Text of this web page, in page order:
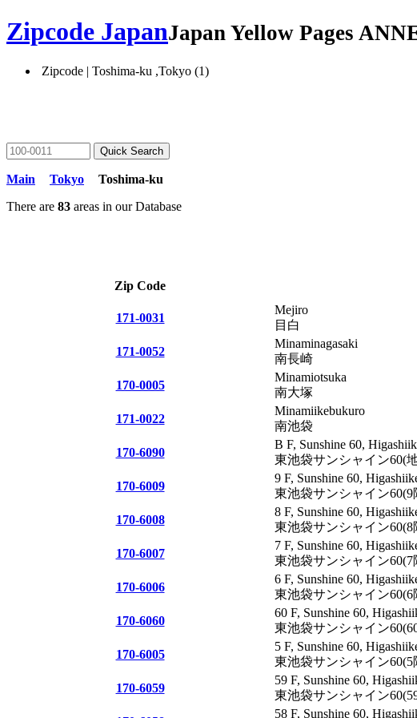
Zipcode JapanJapan Yellow Pages
Zipcode | Toshima-ku ,Tokyo (1)
Main Tokyo
Toshima-ku
There are 83 areas in our Database
Zip Code
171-0031
Mejiro
目白
171-0052
Minaminagasaki
南長崎
170-0005
Minamiotsuka
南大塚
171-0022
Minamiikebukuro
南池袋
170-6090
B F, Sunshine 60,
東池袋サンシャイン60(
170-6009
9 F, Sunshine 60,
東池袋サンシャイン60(9
170-6008
8 F, Sunshine 60,
東池袋サンシャイン60(8
170-6007
7 F, Sunshine 60,
東池袋サンシャイン60(7
170-6006
6 F, Sunshine 60,
東池袋サンシャイン60(6
170-6060
60 F, Sunshine 60,
東池袋サンシャイン
170-6005
5 F, Sunshine 60,
東池袋サンシャイン60(5
170-6059
59 F, Sunshine 60,
東池袋サンシャイン
58 F, Sunshine 60,